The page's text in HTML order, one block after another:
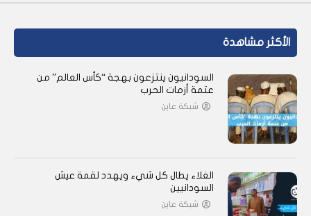
الأكثر مشاهدة
السودانيون ينتزعون بهجة “كأس العالم” من
عتمة أزمات الحرب
شبكة عاين
الغلاء يطال كل شيء ويهدد لقمة عيش
السودانيين
شبكة عاين